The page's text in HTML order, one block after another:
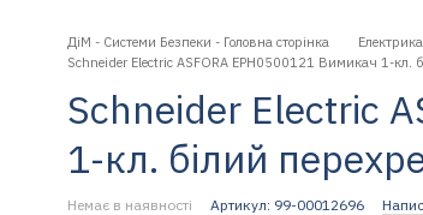
ДіМ - Системи Безпеки - Головна сторінка
Schneider Electric ASFORA EPH0500121 Вимикач 1-кл.
Schneider Electric
1-кл. білий
Немає в наявності Артикул: 99-00012696